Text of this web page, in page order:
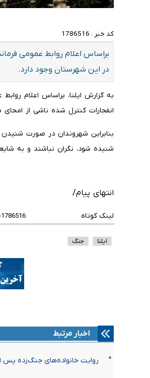
کد خبر : 1786516
براساس اعلام روابط عمومی
در این شهرستان وجود دارد.
به گزارش
انفجارات کنترل شده ناشی از
بنابراین شهروندان در صورت
شنیده شود، نگران نباشند و به
انتهای پیام/
لینک کوتاه
ایلنا جنگ
اخبار مرتبط
روایت خانواده‌های جنگ‌زده پس